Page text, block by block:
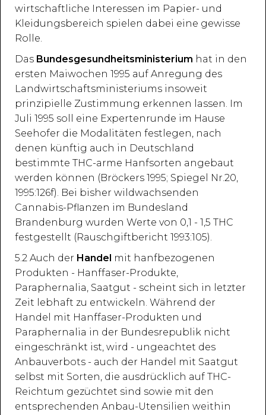
wirtschaftliche Interessen im Papier- und
Kleidungsbereich spielen dabei eine gewisse
Rolle.
Das Bundesgesundheitsministerium hat in den
ersten Maiwochen 1995 auf Anregung des
Landwirtschaftsministeriums insoweit
prinzipielle Zustimmung erkennen lassen. Im
Juli 1995 soll eine Expertenrunde im Hause
Seehofer die Modalitäten festlegen, nach
denen künftig auch in Deutschland
bestimmte THC-arme Hanfsorten angebaut
werden können (Bröckers 1995; Spiegel Nr.20,
1995:126f). Bei bisher wildwachsenden
Cannabis-Pflanzen im Bundesland
Brandenburg wurden Werte von 0,1 - 1,5 THC
festgestellt (Rauschgiftbericht 1993:105).
5.2 Auch der Handel mit hanfbezogenen
Produkten - Hanffaser-Produkte,
Paraphernalia, Saatgut - scheint sich in letzter
Zeit lebhaft zu entwickeln. Während der
Handel mit Hanffaser-Produkten und
Paraphernalia in der Bundesrepublik nicht
eingeschränkt ist, wird - ungeachtet des
Anbauverbots - auch der Handel mit Saatgut
selbst mit Sorten, die ausdrücklich auf THC-
Reichtum gezüchtet sind sowie mit den
entsprechenden Anbau-Utensilien weithin